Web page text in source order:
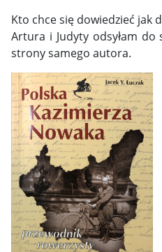
Kto chce się dowiedzieć jak
Artura i Judyty odsyłam
strony samego autora.